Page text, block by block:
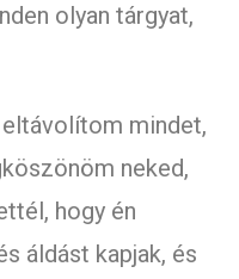
olyan tárgyat,
mindet,
neked,
hogy én
áldást kapjak, és